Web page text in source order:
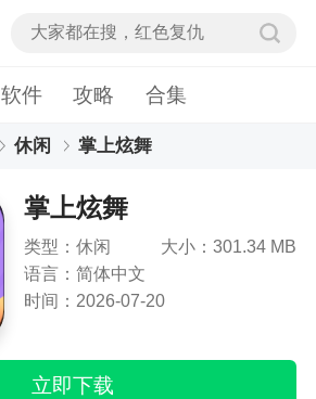
软件 攻略 合集
休闲 掌上炫舞
掌上炫舞
类型：休闲
大小：301.34 MB
语言：简体中文
时间：2026-07-20
立即下载